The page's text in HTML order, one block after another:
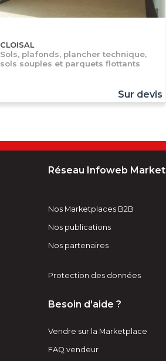
CLOISAL
Sols, plafonds, plancher technique,
sols souples et parquets flottants
Sur devis
Réseau Infoweb Market
Nos Marketplaces B2B
Nos publications
Nos partenaires
Protection des données
Besoin d'aide ?
Vendre sur la Marketplace
FAQ vendeur